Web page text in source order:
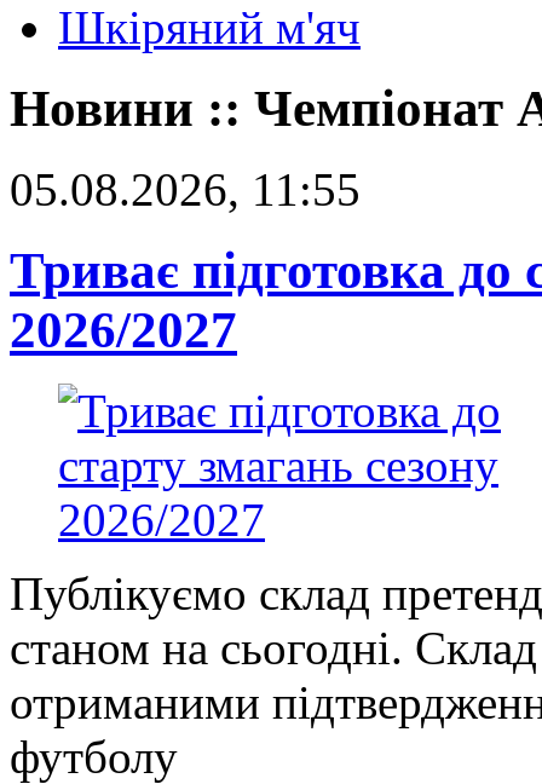
Шкіряний м'яч
Новини ::
05.08.2026, 11:55
Триває підготовка до
2026/2027
Публікуємо склад
станом на сьогодні.
отриманими
футболу